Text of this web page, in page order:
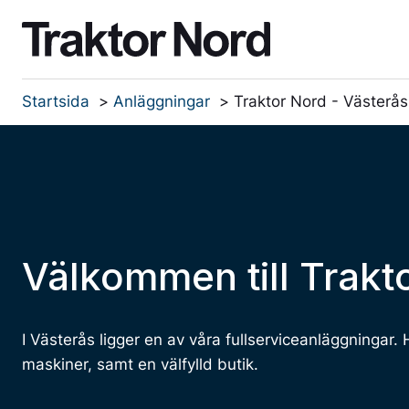
Försäljning
Kontaktpersoner
Nytt & Begagnat
Traktor Nord AB
Startsida Anläggningar Traktor Nord - Västerås
Välkommen till
I Västerås ligger en av våra
maskiner, samt en välfylld butik.